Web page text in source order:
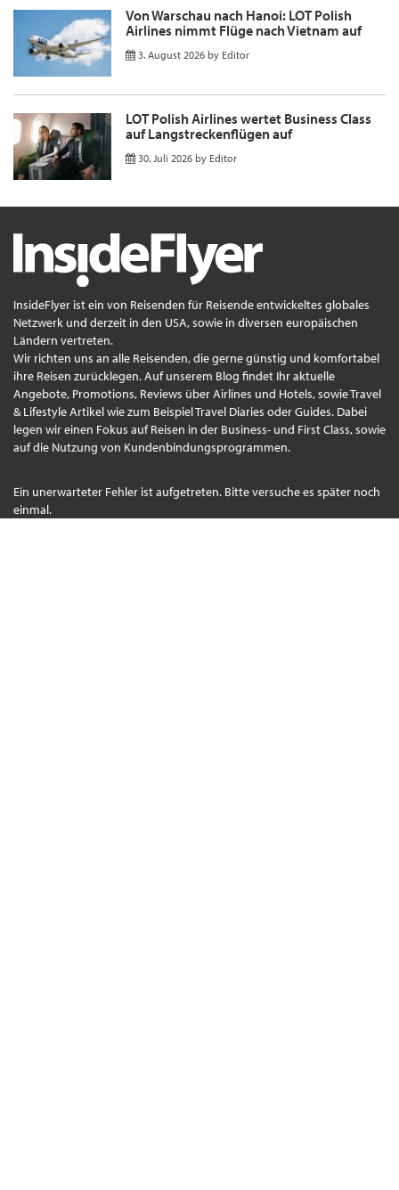
Von Warschau nach Hanoi: LOT Polish
Airlines nimmt Flüge nach Vietnam auf
3. August 2026 by Editor
LOT Polish Airlines wertet Business Class
auf Langstreckenflügen auf
30. Juli 2026 by Editor
InsideFlyer ist ein von Reisenden für Reisende entwickeltes globales
Netzwerk und derzeit in den USA, sowie in diversen europäischen
Ländern vertreten.
Wir richten uns an alle Reisenden, die gerne günstig und komfortabel
ihre Reisen zurücklegen. Auf unserem Blog findet Ihr aktuelle
Angebote, Promotions, Reviews über Airlines und Hotels, sowie Travel
& Lifestyle Artikel wie zum Beispiel Travel Diaries oder Guides. Dabei
legen wir einen Fokus auf Reisen in der Business- und First Class, sowie
auf die Nutzung von Kundenbindungsprogrammen.
Ein unerwarteter Fehler ist aufgetreten. Bitte versuche es später noch
einmal.